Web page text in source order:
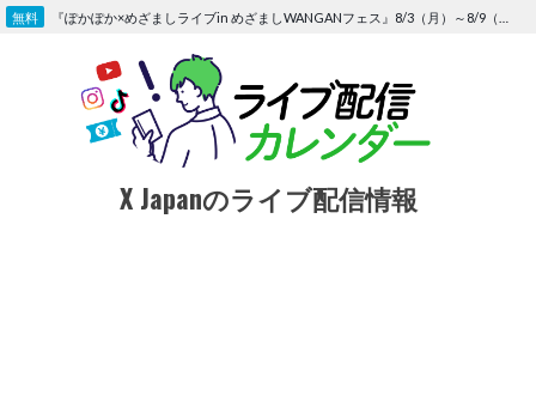
Skip
X Japanのライブ配信情報